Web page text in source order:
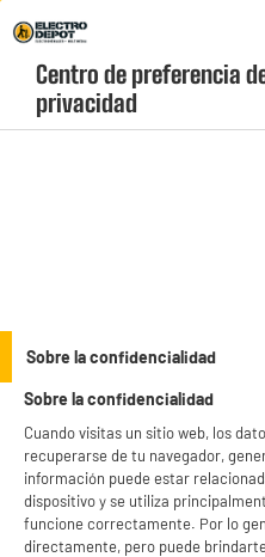
Menú
incluidos y un mantenimiento muy
rápida directamente en tu domicilio.
CON BOLSA VALBERG
productItem_availability_txt-
current-store
LEGANÉS, MADRID
Centro de preferencia
privacidad
Sobre la confidencialidad
Sobre la confidencialidad
Cuando visitas un sitio web, los
recuperarse de tu navegador,
información puede estar
dispositivo y se utiliza
funcione correctamente. Por lo
directamente, pero puede